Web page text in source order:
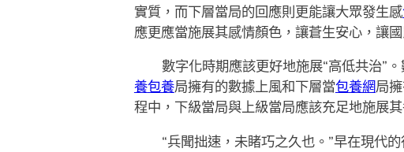
實質，而下層當局的回應則更能讓大眾發生感
應更應當施展其感情顏色，讓蒼生安心，讓國
數字化時期應該更好地施展“高低共治”
養包養局擁有的數據上風和下層當包養網局
程中，下級當局與上級當局應該充足地施展
“兵聞拙速，未睹巧之久也。”早在現代